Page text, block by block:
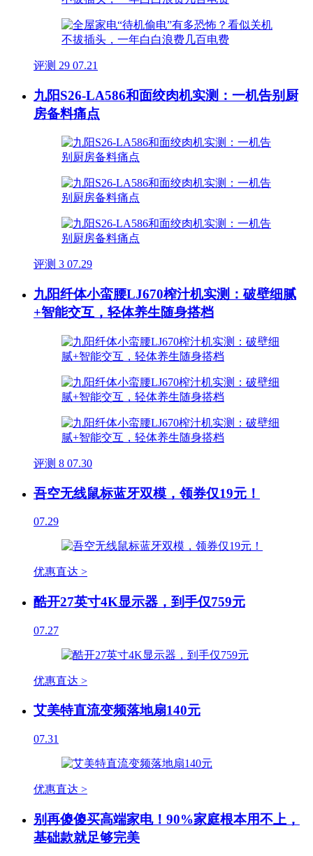
评测 29 07.21
九阳S26-LA586和面绞肉机实测：一机告别厨
房备料痛点
评测 3 07.29
九阳纤体小蛮腰LJ670榨汁机实测：破壁细腻
+智能交互，轻体养生随身搭档
评测 8 07.30
吾空无线鼠标蓝牙双模，领券仅19元！
07.29
优惠直达 >
酷开27英寸4K显示器，到手仅759元
07.27
优惠直达 >
艾美特直流变频落地扇140元
07.31
优惠直达 >
别再傻傻买高端家电！90%家庭根本用不上，
基础款就足够完美